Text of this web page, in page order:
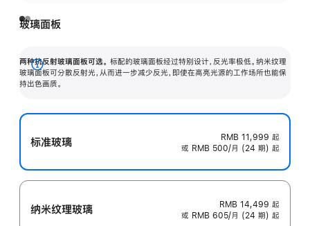
玻璃面板
两种抗反射玻璃面板可选。 标配的玻璃面板经过特别设计，反光率极低。纳米纹理
玻璃面板可分散反射光，从而进一步减少反光，即使在高亮光源的工作场所也能保
持出色画质。
展
开
标准玻璃 RMB 11,999 起
或 RMB 500/月 (24 期) 起
纳米纹理玻璃 RMB 14,499 起
或 RMB 605/月 (24 期) 起